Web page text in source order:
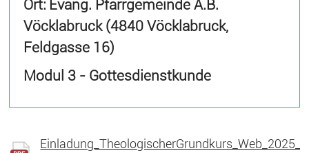
Ort: Evang. Pfarrgemeinde A.B.
Vöcklabruck (4840 Vöcklabruck,
Feldgasse 16)
Modul 3 - Gottesdienstkunde